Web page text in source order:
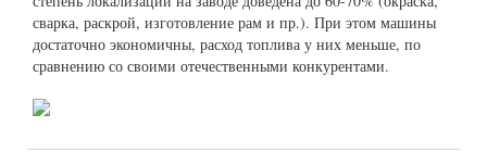
сварка, раскрой, изготовление рам и пр.). При этом машины
достаточно экономичны, расход топлива у них меньше, по
сравнению со своими отечественными конкурентами.